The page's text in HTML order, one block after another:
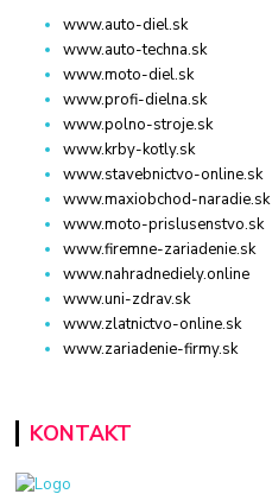
www.auto-diel.sk
www.auto-techna.sk
www.moto-diel.sk
www.profi-dielna.sk
www.polno-stroje.sk
www.krby-kotly.sk
www.stavebnictvo-online.sk
www.maxiobchod-naradie.sk
www.moto-prislusenstvo.sk
www.firemne-zariadenie.sk
www.nahradnediely.online
www.uni-zdrav.sk
www.zlatnictvo-online.sk
www.zariadenie-firmy.sk
KONTAKT